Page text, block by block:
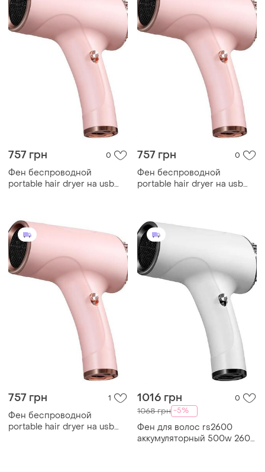
757 грн 0
Фен беспроводной
portable hair dryer на usb
аккумулятором
757 грн 0
Фен беспроводной
portable hair dryer на usb
757 грн 1
Фен беспроводной
portable hair dryer на usb
1016 грн 0
1068 грн -5%
Фен для волос rs2600
аккумуляторный 500w 2600